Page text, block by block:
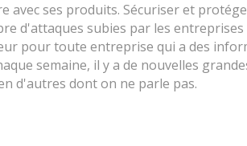
avec ses produits. Sécuriser et
d'attaques subies par les
pour toute entreprise qui a des
semaine, il y a de nouvelles
d'autres dont on ne parle pas.